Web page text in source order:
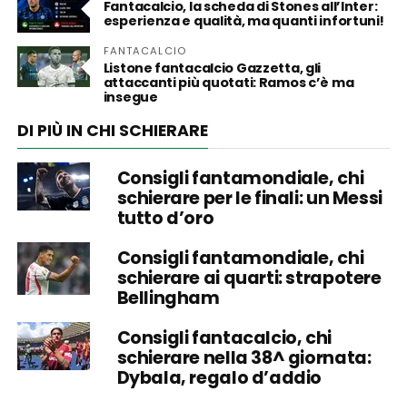
Fantacalcio, la scheda di Stones all’Inter:
esperienza e qualità, ma quanti infortuni!
FANTACALCIO
Listone fantacalcio Gazzetta, gli
attaccanti più quotati: Ramos c’è ma
insegue
DI PIÙ IN CHI SCHIERARE
Consigli fantamondiale, chi
schierare per le finali: un Messi
tutto d’oro
Consigli fantamondiale, chi
schierare ai quarti: strapotere
Bellingham
Consigli fantacalcio, chi
schierare nella 38^ giornata:
Dybala, regalo d’addio